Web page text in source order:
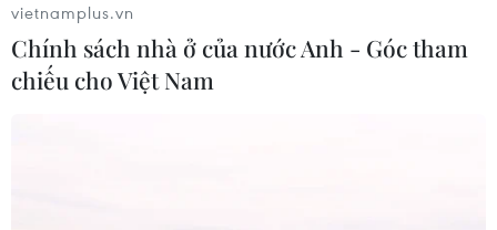
vietnamplus.vn
Chính sách nhà ở của nước Anh - Góc tham
chiếu cho Việt Nam